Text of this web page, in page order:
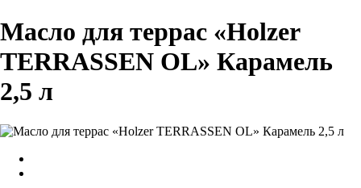
Масло для террас «Holzer
TERRASSEN OL» Карамель
2,5 л